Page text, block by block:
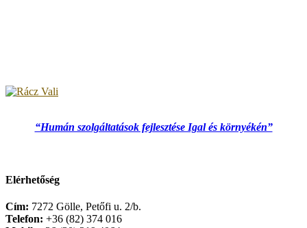
“Humán szolgáltatások fejlesztése Igal és környékén”
Elérhetőség
Cím: 7272 Gölle, Petőfi u. 2/b.
Telefon: +36 (82) 374 016